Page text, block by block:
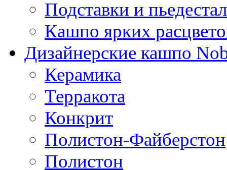
Подставки и
Кашпо ярких
Дизайнерские кашпо
Керамика
Терракота
Конкрит
Полистон-Файберстон
Полистон